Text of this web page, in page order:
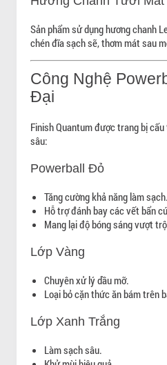
Sản phẩm sử dụng hương chanh
chén đĩa sạch sẽ, thơm mát sau
Công Nghệ
Đại
Finish Quantum được trang bị
sâu:
Powerball Đỏ
Tăng cường khả năng làm sạch.
Hỗ trợ đánh bay các vết bẩn
Mang lại độ bóng sáng vượt
Lớp Vàng
Chuyên xử lý dầu mỡ.
Loại bỏ cặn thức ăn bám trên
Lớp Xanh Trắng
Làm sạch sâu.